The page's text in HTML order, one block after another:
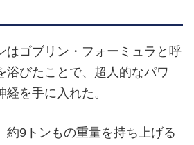
はゴブリン・フォーミュラと呼
浴びたことで、超人的なパワ
を手に入れた。
約9トンもの重量を持ち上げる